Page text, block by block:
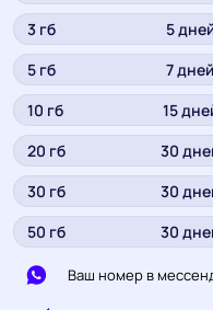
3 гб 5
5 гб 7дней
10 гб 15
20 гб 30
30 гб 30
50 гб 30
Ваш номер в